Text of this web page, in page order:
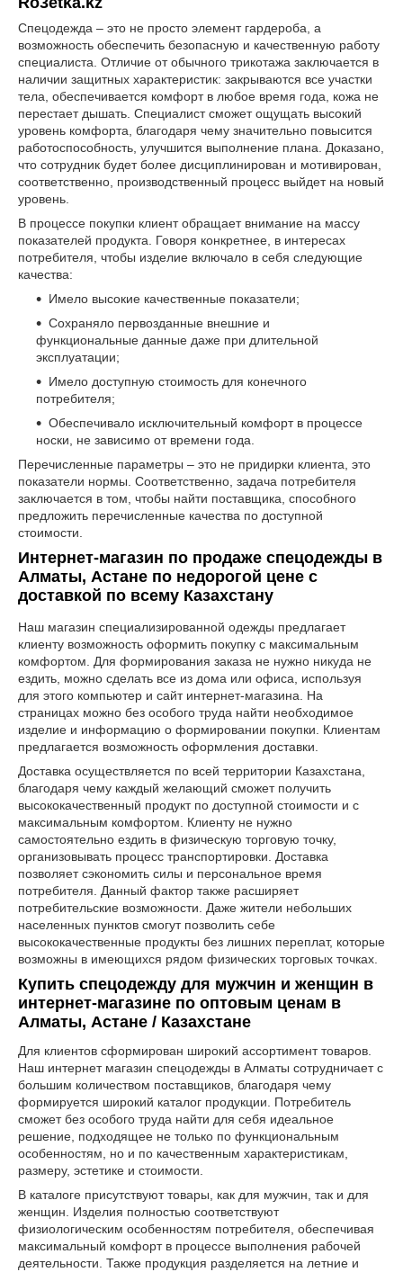
Спецодежда – это не просто элемент гардероба, а
возможность обеспечить безопасную и качественную работу
специалиста. Отличие от обычного трикотажа заключается в
наличии защитных характеристик: закрываются все участки
тела, обеспечивается комфорт в любое время года, кожа не
перестает дышать. Специалист сможет ощущать высокий
уровень комфорта, благодаря чему значительно повысится
работоспособность, улучшится выполнение плана. Доказано,
что сотрудник будет более дисциплинирован и мотивирован,
соответственно, производственный процесс выйдет на новый
уровень.
В процессе покупки клиент обращает внимание на массу
показателей продукта. Говоря конкретнее, в интересах
потребителя, чтобы изделие включало в себя следующие
качества:
Имело высокие качественные показатели;
Сохраняло первозданные внешние и
функциональные данные даже при длительной
эксплуатации;
Имело доступную стоимость для конечного
потребителя;
Обеспечивало исключительный комфорт в процессе
носки, не зависимо от времени года.
Перечисленные параметры – это не придирки клиента, это
показатели нормы. Соответственно, задача потребителя
заключается в том, чтобы найти поставщика, способного
предложить перечисленные качества по доступной
стоимости.
Интернет-магазин по продаже спецодежды в
Алматы, Астане по недорогой цене с
доставкой по всему Казахстану
Наш магазин специализированной одежды предлагает
клиенту возможность оформить покупку с максимальным
комфортом. Для формирования заказа не нужно никуда не
ездить, можно сделать все из дома или офиса, используя
для этого компьютер и сайт интернет-магазина. На
страницах можно без особого труда найти необходимое
изделие и информацию о формировании покупки. Клиентам
предлагается возможность оформления доставки.
Доставка осуществляется по всей территории Казахстана,
благодаря чему каждый желающий сможет получить
высококачественный продукт по доступной стоимости и с
максимальным комфортом. Клиенту не нужно
самостоятельно ездить в физическую торговую точку,
организовывать процесс транспортировки. Доставка
позволяет сэкономить силы и персональное время
потребителя. Данный фактор также расширяет
потребительские возможности. Даже жители небольших
населенных пунктов смогут позволить себе
высококачественные продукты без лишних переплат, которые
возможны в имеющихся рядом физических торговых точках.
Купить спецодежду для мужчин и женщин в
интернет-магазине по оптовым ценам в
Алматы, Астане / Казахстане
Для клиентов сформирован широкий ассортимент товаров.
Наш интернет магазин спецодежды в Алматы сотрудничает с
большим количеством поставщиков, благодаря чему
формируется широкий каталог продукции. Потребитель
сможет без особого труда найти для себя идеальное
решение, подходящее не только по функциональным
особенностям, но и по качественным характеристикам,
размеру, эстетике и стоимости.
В каталоге присутствуют товары, как для мужчин, так и для
женщин. Изделия полностью соответствуют
физиологическим особенностям потребителя, обеспечивая
максимальный комфорт в процессе выполнения рабочей
деятельности. Также продукция разделяется на летние и